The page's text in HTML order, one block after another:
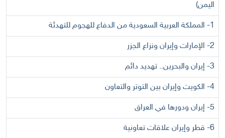
اليمن)
1- المملكة العربية السعودية من الدفاع للهجوم للتهدئة
2- الإمارات وإيران ونزاع الجزر
3- إيران والبحرين.. تهديد دائم
4- الكويت وإيران بين التوتر والتعاون
5- إيران ودورها في العراق
6- قطر وإيران علاقات تعاونية